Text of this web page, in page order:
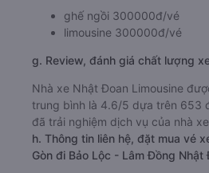
ghế ngồi 300000đ/vé
limousine 300000đ/vé
g. Review, đánh giá chất lượng
Nhà xe Nhật Đoan Limousine
trung bình là 4.6/5 dựa trên 653
đã trải nghiệm dịch vụ của nhà
h. Thông tin liên hệ, đặt mua vé
Gòn đi Bảo Lộc - Lâm Đồng Nhật